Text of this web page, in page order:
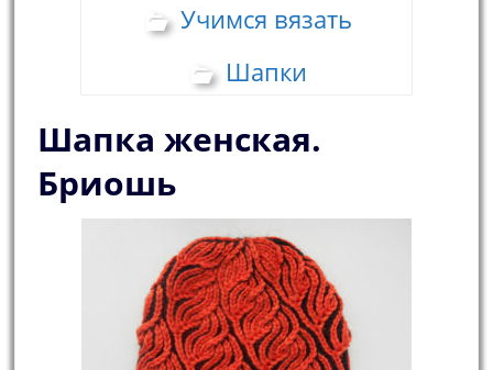
Учимся вязать
Шапки
Шапка женская.
Бриошь